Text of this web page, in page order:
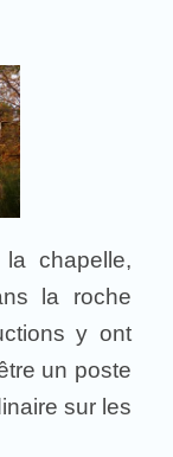
chapelle,
la roche
y ont
un poste
sur les